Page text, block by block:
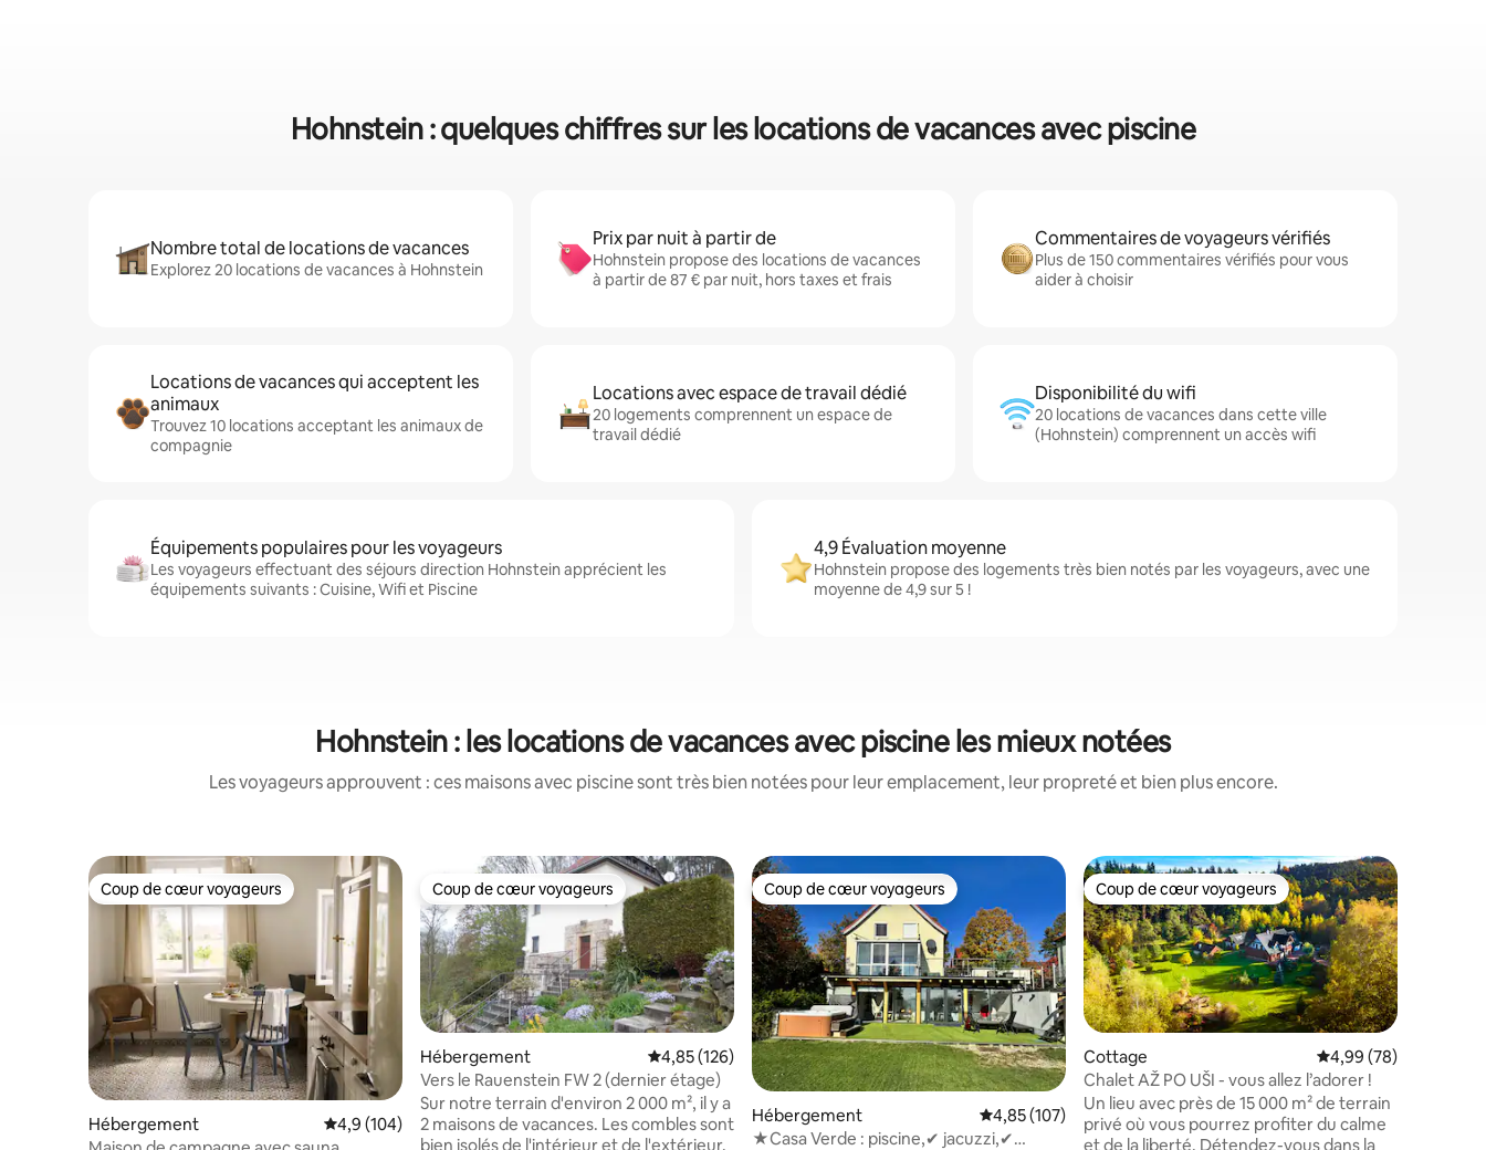
Hohnstein : quelques chiffres sur les locations de vacances avec piscine
Nombre total de locations de vacances
Explorez 20 locations de vacances à Hohnstein
Prix par nuit à partir de
Hohnstein propose des locations de vacances
à partir de 87 € par nuit, hors taxes et frais
Commentaires de voyageurs vérifiés
Plus de 150 commentaires vérifiés pour vous
aider à choisir
Locations de vacances qui acceptent les
animaux
Trouvez 10 locations acceptant les animaux de
compagnie
Locations avec espace de travail dédié
20 logements comprennent un espace de
travail dédié
Disponibilité du wifi
20 locations de vacances dans cette ville
(Hohnstein) comprennent un accès wifi
Équipements populaires pour les voyageurs
Les voyageurs effectuant des séjours direction Hohnstein apprécient les
équipements suivants : Cuisine, Wifi et Piscine
4,9 Évaluation moyenne
Hohnstein propose des logements très bien notés par les voyageurs, avec une
moyenne de 4,9 sur 5 !
Hohnstein : les locations de vacances avec piscine les mieux notées
Les voyageurs approuvent : ces maisons avec piscine sont très bien notées pour leur emplacement, leur propreté et bien plus encore.
Coup de cœur voyageurs
Coup de cœur voyageurs
Hébergement Évaluation moyenne sur la base de 104 commentaires : 4,9 sur 5
4,9 (104)
Coup de cœur voyageurs
Coup de cœur voyageurs
Hébergement Évaluation moyenne sur la base de 126 commentaires : 4,85 sur 5
4,85 (126)
Vers le Rauenstein FW 2 (dernier étage)
Sur notre terrain d'environ 2 000 m², il y a
2 maisons de vacances. Les combles sont
bien isolés de l'intérieur et de l'extérieur.
Coup de cœur voyageurs
Coup de cœur voyageurs
Hébergement Évaluation moyenne sur la base de 107 commentaires : 4,85 sur 5
4,85 (107)
★Casa Verde : piscine,✔ jacuzzi,✔
Coup de cœur voyageurs
Coup de cœur voyageurs
Cottage Évaluation moyenne
4,99 (78)
Chalet AŽ PO UŠI - vous allez l’adorer !
Un lieu avec près de 15 000 m² de terrain
privé où vous pourrez profiter du calme
et de la liberté. Détendez-vous dans la